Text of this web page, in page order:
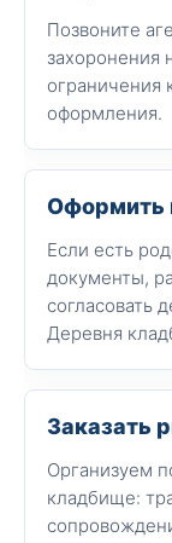
Позвоните
захоронения
ограничения
оформления.
Оформить
Если есть
документы,
согласовать
Деревня
Заказать
Организуем
кладбище: